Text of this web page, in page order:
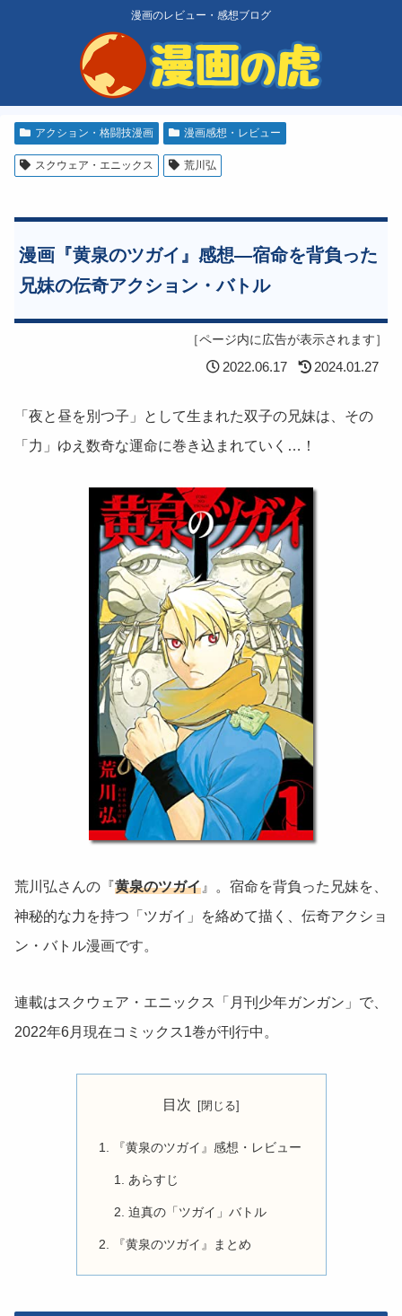
漫画のレビュー・感想ブログ
アクション・格闘技漫画 漫画感想・レビュー
スクウェア・エニックス 荒川弘
漫画『黄泉のツガイ』感想―宿命を背負った
兄妹の伝奇アクション・バトル
［ページ内に広告が表示されます］
2022.06.17 2024.01.27
「夜と昼を別つ子」として生まれた双子の兄妹は、その
「力」ゆえ数奇な運命に巻き込まれていく…！
荒川弘さんの『黄泉のツガイ 』。宿命を背負った兄妹を、
神秘的な力を持つ「ツガイ」を絡めて描く、伝奇アクショ
ン・バトル漫画です。
連載はスクウェア・エニックス「月刊少年ガンガン」で、
2022年6月現在コミックス1巻が刊行中。
目次
『黄泉のツガイ』感想・レビュー
あらすじ
迫真の「ツガイ」バトル
『黄泉のツガイ』まとめ